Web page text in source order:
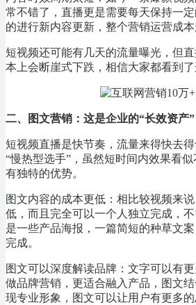
常不错了，直播更是需要每天保持一
的进行新内容更新，整个营销运营成本
短视频还可能有几天的流量曝光，但
本上会断崖式下跌，相信大家都看到了
二、 图文营销：这是企业的“长效资产”
短视频直播是快节奏，流量来得快去
“慢热型选手”，虽然短时间内效果看
有独特的优势。
图文内容的成本更低：相比较视频来
低，而且完全可以一个人独立完成，
是一些产品海报，一篇简短的种草文
完成。
图文可以深度解读品牌：文字可以有
做品牌营销，更适合融入产品，图文
现专业形象，图文可以让用户有更多的